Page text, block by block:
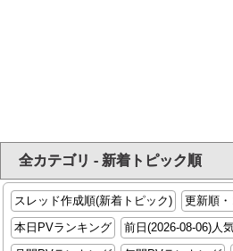
全カテゴリ - 新着トピック順
スレッド作成順(新着トピック)
更新順
本日PVランキング
前日(2026-08-06)人